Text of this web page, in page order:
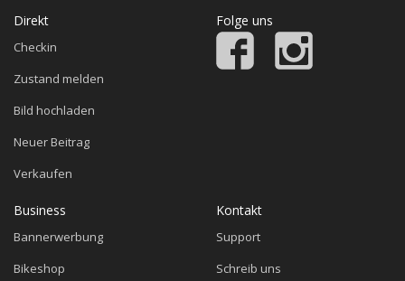
Direkt
Checkin
Zustand melden
Bild hochladen
Neuer Beitrag
Verkaufen
Folge uns
Business
Bannerwerbung
Bikeshop
Kontakt
Support
Schreib uns